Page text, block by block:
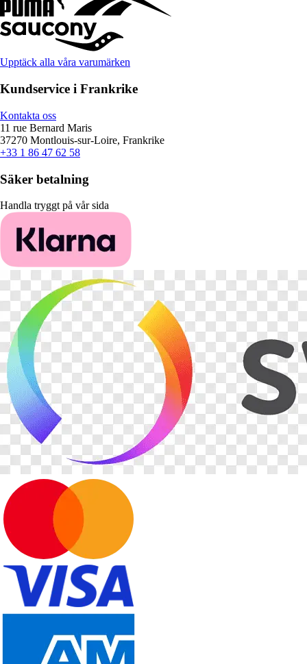
Upptäck alla våra varumärken
Kundservice i Frankrike
Kontakta oss
11 rue Bernard Maris
37270 Montlouis-sur-Loire, Frankrike
+33 1 86 47 62 58
Säker betalning
Handla tryggt på vår sida